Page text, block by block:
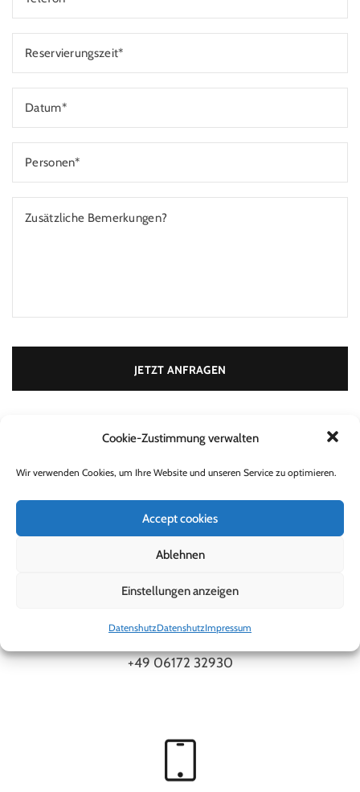
Cookie-Zustimmung verwalten
Wir verwenden Cookies, um Ihre Website und unseren Service zu optimieren.
Accept cookies
Ablehnen
Einstellungen anzeigen
DatenshutzDatenshutzImpressum
Gerne nehmen wir deine Tisch Reservierung auch
telefonisch entgegen.
+49 06172 32930